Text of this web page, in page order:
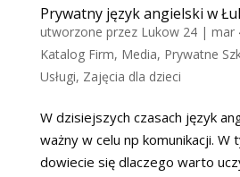
Prywatny język angielski w
utworzone przez Lukow 24| mar
Katalog Firm, Media, Prywatne
Usługi, Zajęcia dla dzieci
W dzisiejszych czasach język
ważny w celu np komunikacji. W
dowiecie się dlaczego warto